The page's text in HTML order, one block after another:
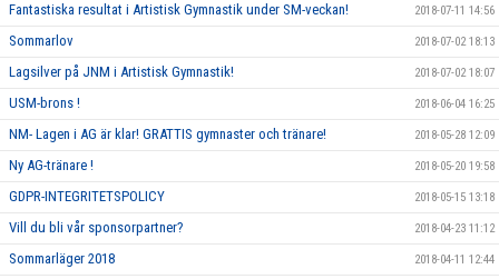
Fantastiska resultat i Artistisk Gymnastik under SM-veckan! 2018-07-11 14:56
Sommarlov 2018-07-02 18:13
Lagsilver på JNM i Artistisk Gymnastik! 2018-07-02 18:07
USM-brons ! 2018-06-04 16:25
NM- Lagen i AG är klar! GRATTIS gymnaster och tränare! 2018-05-28 12:09
Ny AG-tränare ! 2018-05-20 19:58
GDPR-INTEGRITETSPOLICY 2018-05-15 13:18
Vill du bli vår sponsorpartner? 2018-04-23 11:12
Sommarläger 2018 2018-04-11 12:44